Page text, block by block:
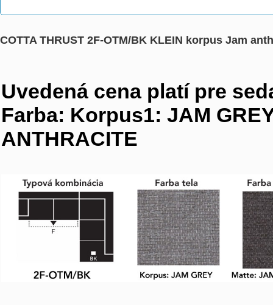
COTTA THRUST 2F-OTM/BK KLEIN korpus Jam
Uvedená cena platí pre
Farba: Korpus1: JAM
ANTHRACITE